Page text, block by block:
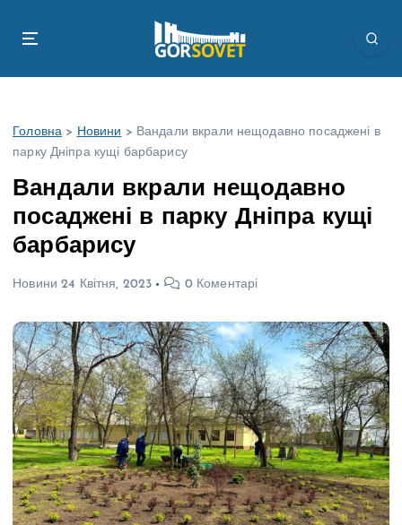
Головна > Новини > Вандали вкрали нещодавно посаджені в
парку Дніпра кущі барбарису
Вандали вкрали нещодавно
посаджені в парку Дніпра кущі
барбарису
Новини 24 Квітня, 2023 0 Коментарі